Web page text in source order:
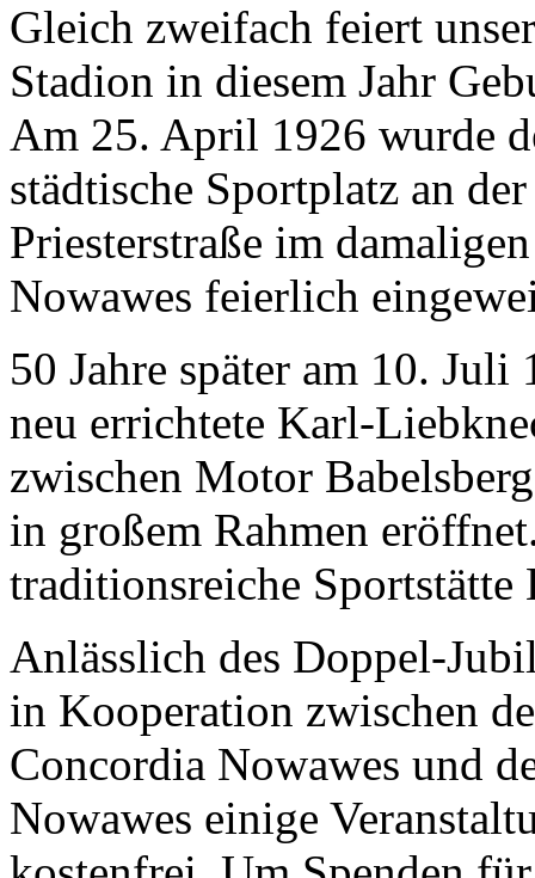
Gleich zweifach feiert unser
Stadion in diesem Jahr
Am 25. April 1926 wurde
städtische Sportplatz an der
Priesterstraße im damaligen
Nowawes feierlich
50 Jahre später am 10.
neu errichtete Karl-
zwischen Motor
in großem Rahmen
traditionsreiche Sportstätte
Anlässlich des Doppel-
in Kooperation zwischen
Concordia Nowawes und
Nowawes einige